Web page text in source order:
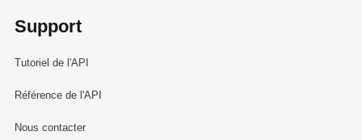
Support
Tutoriel de l'API
Référence de l'API
Nous contacter